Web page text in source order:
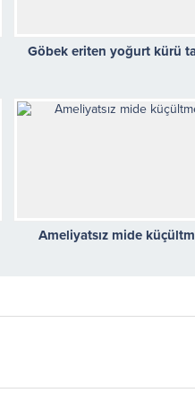
Göbek eriten yoğurt kürü
Ameliyatsız mide